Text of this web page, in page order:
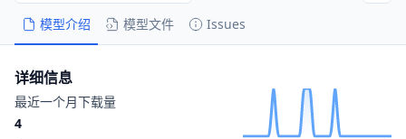
模型介绍 模型文件 Issues
详细信息
最近一个月下载量
4